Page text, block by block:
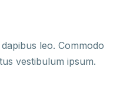
leo. Commodo
vestibulum ipsum.